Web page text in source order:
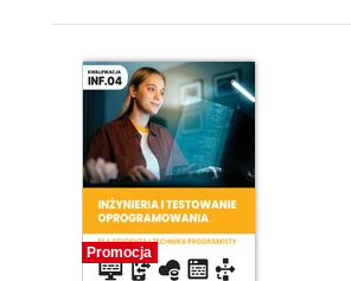
Promocja